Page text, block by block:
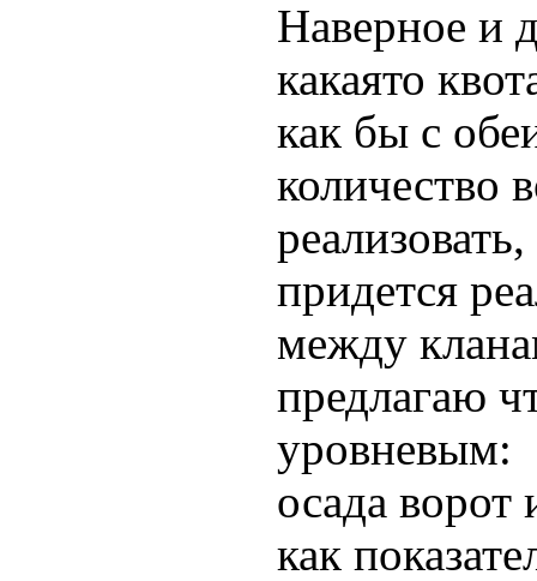
Наверное и
какаято
как бы с
количество
придется
между
предлагаю
уровневым:
осада ворот
как